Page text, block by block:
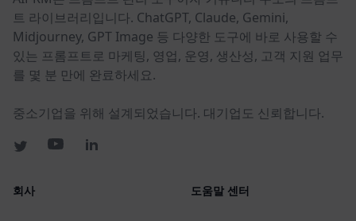
트 라이브러리입니다. ChatGPT, Claude, Gemini,
Midjourney, GPT Image 등 다양한 도구에 바로 사용할 수
있는 프롬프트로 마케팅, 영업, 운영, 생산성, 고객 지원 업무
를 몇 분 만에 완료하세요.
중소기업을 위해 설계되었습니다. 대기업도 신뢰합니다.
회사 도움말 센터